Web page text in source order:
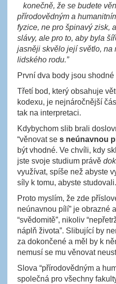
konečně, že se budete
přírodovědným a
fyzice, ne pro špinavý zisk,
slávy, ale pro to, aby byla
jasněji skvělo její světlo, na
lidského rodu.”
První dva body jsou
Třetí bod, který obsahuje
kodexu, je nejnáročnější
tak na interpretaci.
Kdybychom slib brali
“věnovat se s neúnavnou
být vhodné. Ve chvíli, kdy
jste svoje studium právě
využívat, spíše než abyste
síly k tomu, abyste studovali.
Proto myslím, že zde
neúnavnou pílí” je obrazné
“svědomitě”, nikoliv
náplň života”. Slibující by
za dokončené a měl by k
nemusí se mu věnovat
Slova “přírodovědným a
společná pro všechny